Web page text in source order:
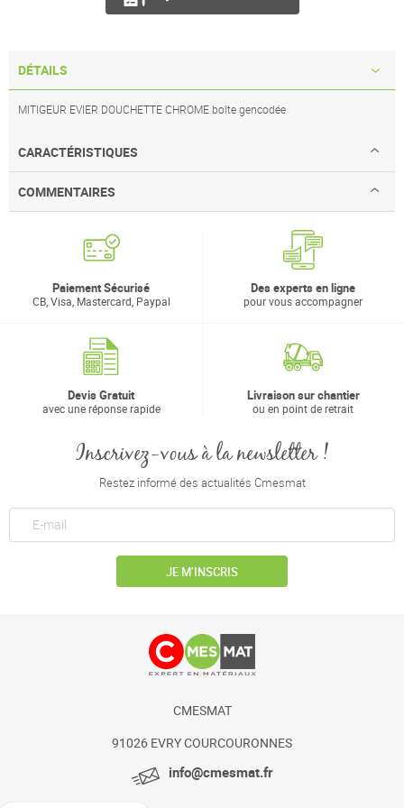
DÉTAILS
MITIGEUR EVIER DOUCHETTE CHROME boîte gencodée
CARACTÉRISTIQUES
COMMENTAIRES
Paiement Sécurisé
CB, Visa, Mastercard, Paypal
Des experts en ligne
pour vous accompagner
Devis Gratuit
avec une réponse rapide
Livraison sur chantier
ou en point de retrait
Inscrivez-vous à la newsletter !
Restez informé des actualités Cmesmat
JE M’INSCRIS
CMESMAT
91026 EVRY COURCOURONNES
info@cmesmat.fr